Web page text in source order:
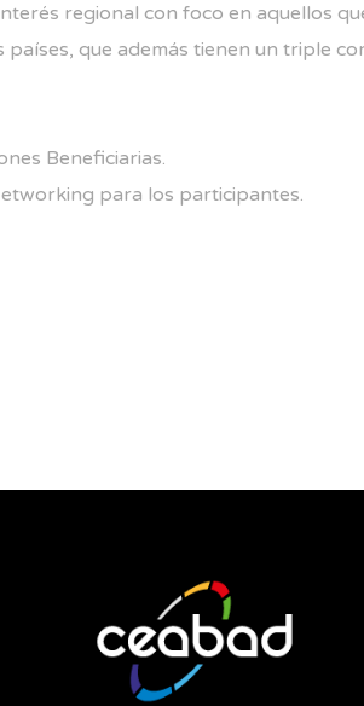
regional con foco en aquellos
que además tienen un triple
Beneficiarias.
para los participantes.